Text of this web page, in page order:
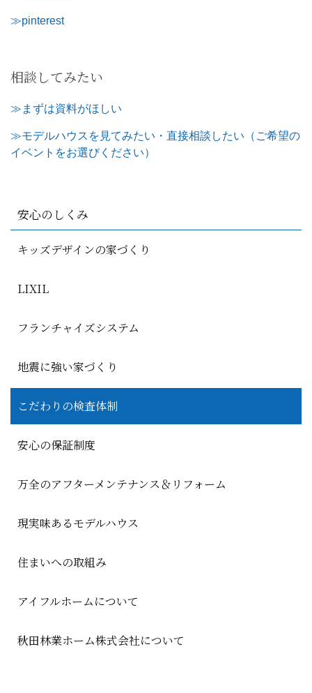
≫pinterest
相談してみたい
≫まずは資料がほしい
≫モデルハウスを見てみたい・直接相談したい（ご希望の
イベントをお選びください）
安心のしくみ
キッズデザインの家づくり
LIXIL
フランチャイズシステム
地震に強い家づくり
こだわりの検査体制
安心の保証制度
万全のアフターメンテナンス＆リフォーム
現実味あるモデルハウス
住まいへの取組み
アイフルホームについて
秋田林業ホーム株式会社について